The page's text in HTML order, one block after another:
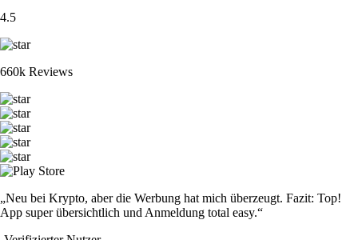
4.5
660k Reviews
„Neu bei Krypto, aber die Werbung hat mich überzeugt. Fazit: Top!
App super übersichtlich und Anmeldung total easy.“